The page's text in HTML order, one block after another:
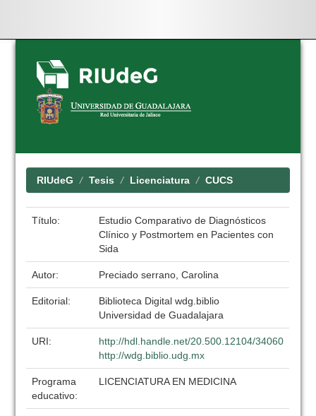
Skip
navigation
RIUdeG Tesis Licenciatura CUCS
Título:
Estudio Comparativo de Diagnósticos
Clínico y Postmortem en Pacientes con
Sida
Autor: Preciado serrano, Carolina
Editorial:
Biblioteca Digital wdg.biblio
Universidad de Guadalajara
URI:
http://hdl.handle.net/20.500.12104/34060
http://wdg.biblio.udg.mx
Programa
educativo:
LICENCIATURA EN MEDICINA